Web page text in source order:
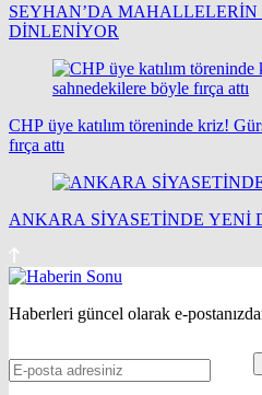
SEYHAN’DA
DİNLENİYOR
CHP üye katılım töreninde kriz!
fırça attı
ANKARA SİYASETİNDE YENİ
Haberleri güncel olarak e-